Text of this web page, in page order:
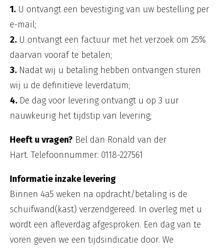
1. U ontvangt een bevestiging van uw bestelling per
e-mail;
2. U ontvangt een factuur met het verzoek om 25%
daarvan vooraf te betalen;
3. Nadat wij u betaling hebben ontvangen sturen
wij u de definitieve leverdatum;
4. De dag voor levering ontvangt u op 3 uur
nauwkeurig het tijdstip van levering;
Heeft u vragen? Bel dan Ronald van der
Hart. Telefoonnummer: 0118-227561
Informatie inzake levering
Binnen 4a5 weken na opdracht/betaling is de
schuifwand(kast) verzendgereed. In overleg met u
wordt een afleverdag afgesproken. Een dag van te
voren geven we een tijdsindicatie door. We